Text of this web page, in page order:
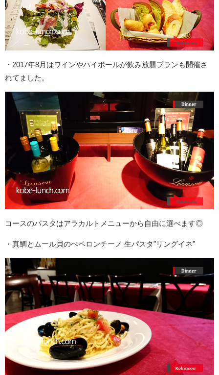
・2017年8月はワインやハイボールが飲み放題プランも開催さ
れてました。
コースのパスタはアラカルトメニューから自由に選べます◎
・真鯛とムール貝のぺペロンチーノ 生パスタ"リングイネ"